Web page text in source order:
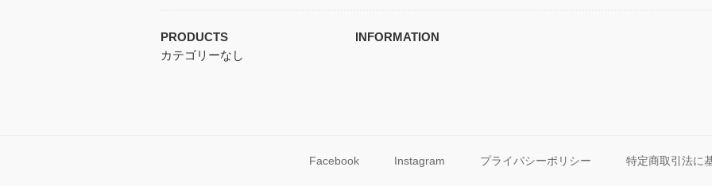
PRODUCTS
カテゴリーなし
INFORMATION
Facebook Instagram プライバシーポリシー 特定商取引法に